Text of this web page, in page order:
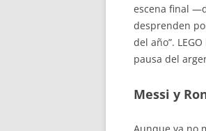
escena final
desprenden
del año”.
pausa del
Messi y